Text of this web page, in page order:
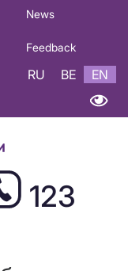
News
Feedback
RU BE EN
123